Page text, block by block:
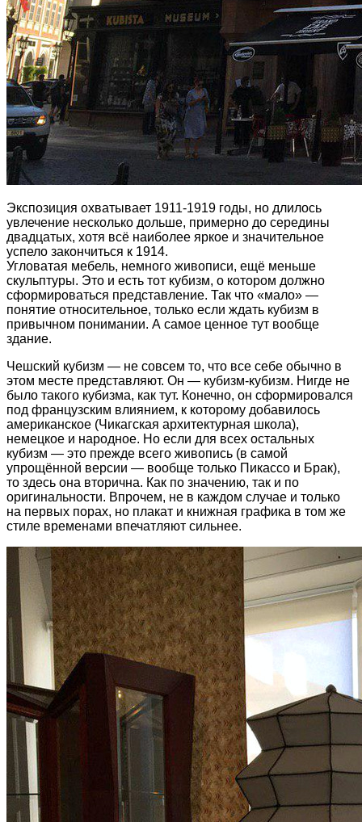
Экспозиция охватывает 1911-1919 годы, но длилось
увлечение несколько дольше, примерно до середины
двадцатых, хотя всё наиболее яркое и значительное
успело закончиться к 1914.
Угловатая мебель, немного живописи, ещё меньше
скульптуры. Это и есть тот кубизм, о котором должно
сформироваться представление. Так что «мало» —
понятие относительное, только если ждать кубизм в
привычном понимании. А самое ценное тут вообще
здание.
Чешский кубизм — не совсем то, что все себе обычно в
этом месте представляют. Он — кубизм-кубизм. Нигде не
было такого кубизма, как тут. Конечно, он сформировался
под французским влиянием, к которому добавилось
американское (Чикагская архитектурная школа),
немецкое и народное. Но если для всех остальных
кубизм — это прежде всего живопись (в самой
упрощённой версии — вообще только Пикассо и Брак),
то здесь она вторична. Как по значению, так и по
оригинальности. Впрочем, не в каждом случае и только
на первых порах, но плакат и книжная графика в том же
стиле временами впечатляют сильнее.